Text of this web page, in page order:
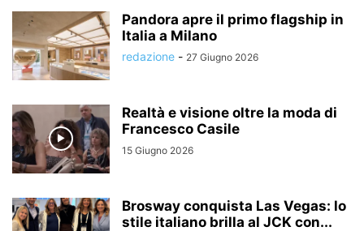
Pandora apre il primo flagship in
Italia a Milano
redazione - 27 Giugno 2026
Realtà e visione oltre la moda di
Francesco Casile
15 Giugno 2026
Brosway conquista Las Vegas: lo
stile italiano brilla al JCK con...